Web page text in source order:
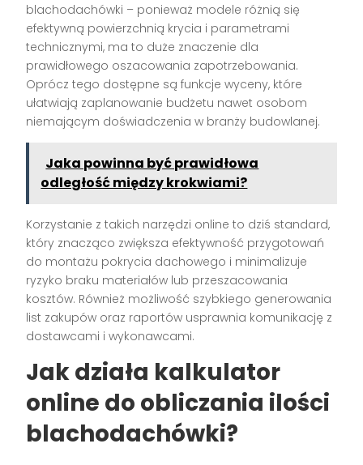
blachodachówki – ponieważ modele różnią się
efektywną powierzchnią krycia i parametrami
technicznymi, ma to duże znaczenie dla
prawidłowego oszacowania zapotrzebowania.
Oprócz tego dostępne są funkcje wyceny, które
ułatwiają zaplanowanie budżetu nawet osobom
niemającym doświadczenia w branży budowlanej.
Jaka powinna być prawidłowa
odległość między krokwiami?
Korzystanie z takich narzędzi online to dziś standard,
który znacząco zwiększa efektywność przygotowań
do montażu pokrycia dachowego i minimalizuje
ryzyko braku materiałów lub przeszacowania
kosztów. Również możliwość szybkiego generowania
list zakupów oraz raportów usprawnia komunikację z
dostawcami i wykonawcami.
Jak działa kalkulator
online do obliczania ilości
blachodachówki?